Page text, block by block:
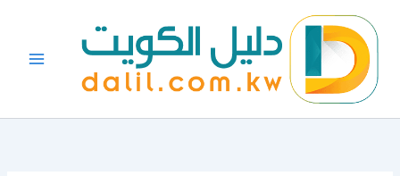
المحتوى